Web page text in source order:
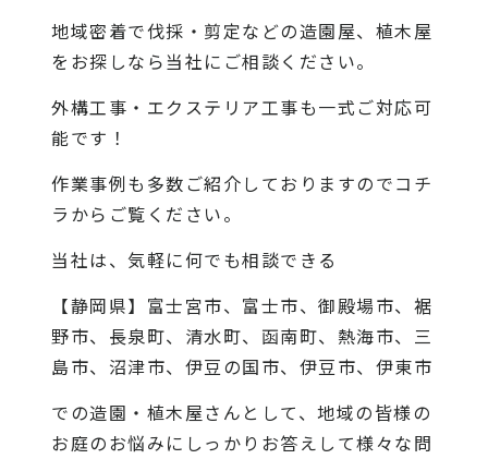
地域密着で伐採・剪定などの造園屋、植木屋
をお探しなら当社にご相談ください。
外構工事・エクステリア工事も一式ご対応可
能です！
作業事例も多数ご紹介しておりますのでコチ
ラから ご覧ください。
当社は、気軽に何でも相談できる
【静岡県】富士宮市、富士市、御殿場市、裾
野市、長泉町、清水町、函南町、熱海市、三
島市、沼津市、伊豆の国市、伊豆市、伊東市
での造園・植木屋さんとして、地域の皆様の
お庭のお悩みにしっかりお答えして様々な問